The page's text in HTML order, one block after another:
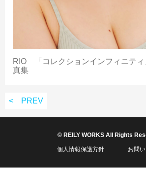
RIO 「コレクションインフィニティ
真集
< PREV
© REILY WORKS All Rights
個人情報保護方針 お問